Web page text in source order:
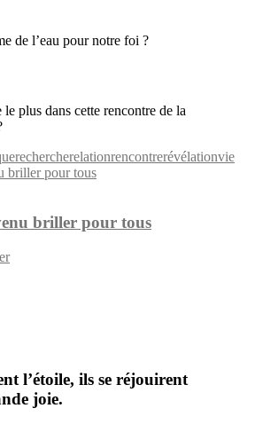
de l’eau pour notre foi ?
plus dans cette rencontre de la
rechercherelationrencontrerévélationvie
briller pour tous
l’étoile, ils se réjouirent
joie.